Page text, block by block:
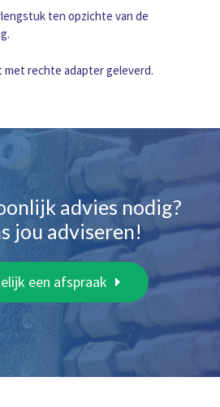
ten opzichte van de
rechte adapter geleverd.
advies nodig?
jou adviseren!
een afspraak